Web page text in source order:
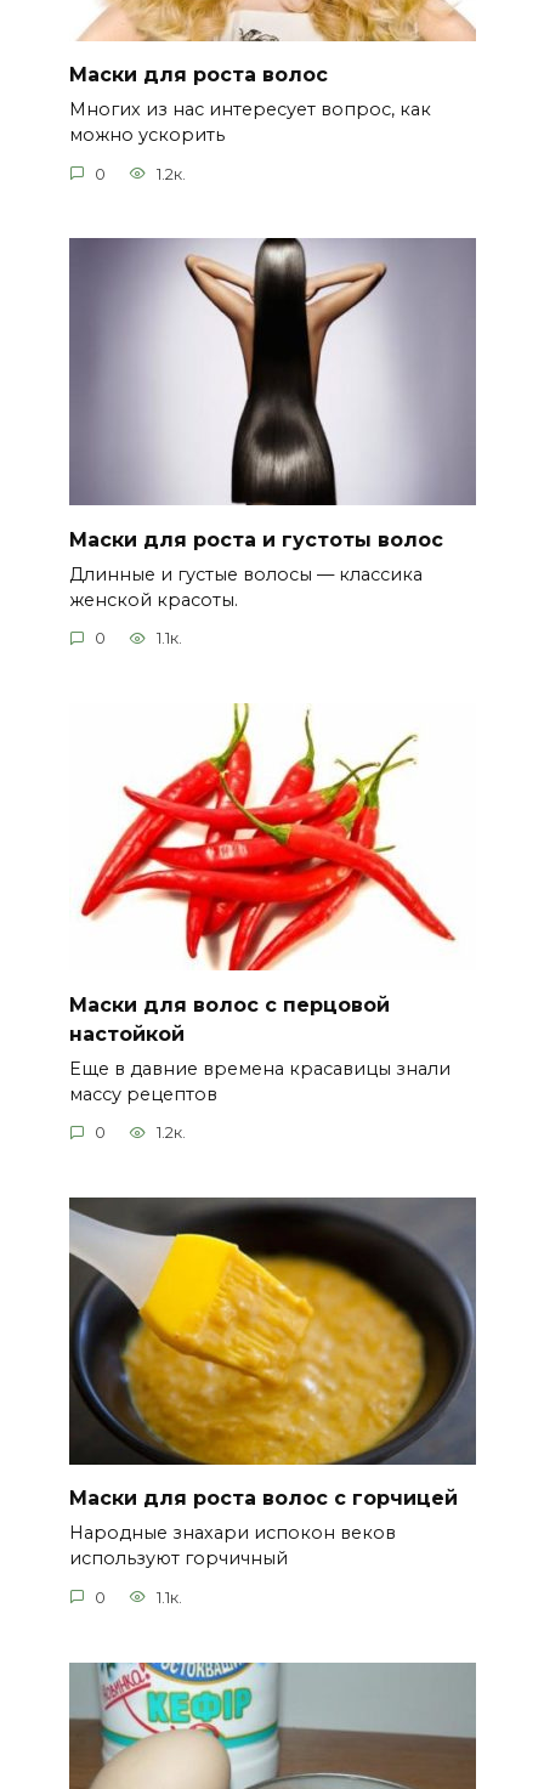
Маски для роста волос
Многих из нас интересует вопрос, как
можно ускорить
0 1.2к.
Маски для роста и густоты волос
Длинные и густые волосы — классика
женской красоты.
0 1.1к.
Маски для волос с перцовой
настойкой
Еще в давние времена красавицы знали
массу рецептов
0 1.2к.
Маски для роста волос с горчицей
Народные знахари испокон веков
используют горчичный
0 1.1к.